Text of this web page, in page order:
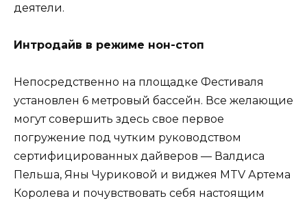
деятели.
Интродайв в режиме нон-стоп
Непосредственно на площадке Фестиваля
установлен 6 метровый бассейн. Все желающие
могут совершить здесь свое первое
погружение под чутким руководством
сертифицированных дайверов — Валдиса
Пельша, Яны Чуриковой и виджея MTV Артема
Королева и почувствовать себя настоящим